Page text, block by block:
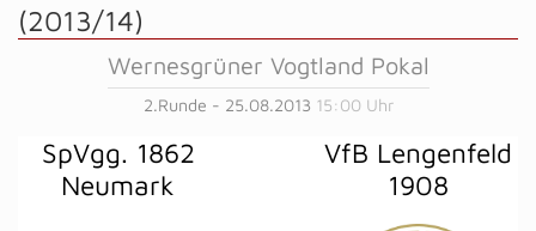
(2013/14)
Wernesgrüner Vogtland Pokal
2.Runde - 25.08.2013 15:00 Uhr
SpVgg. 1862
Neumark
VfB Lengenfeld
1908